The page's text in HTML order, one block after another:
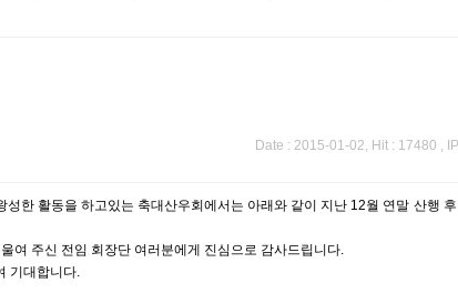
Date : 2015-01-02, Hit : 17480 ,
한 활동을 하고있는 축대산우회에서는 아래와 같이 지난 12월 연말 산행
여 주신 전임 회장단 여러분에게 진심으로 감사드립니다.
기대합니다.